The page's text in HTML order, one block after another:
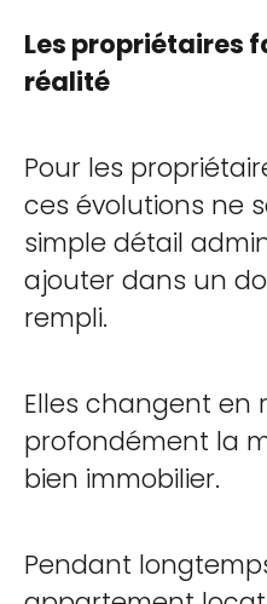
Les propriétaires
réalité
Pour les
ces évolutions ne
simple détail
ajouter dans un
rempli.
Elles changent en
profondément la
bien immobilier.
Pendant